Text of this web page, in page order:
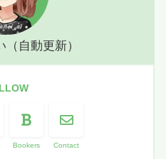
自動更新）
Bookers Contact